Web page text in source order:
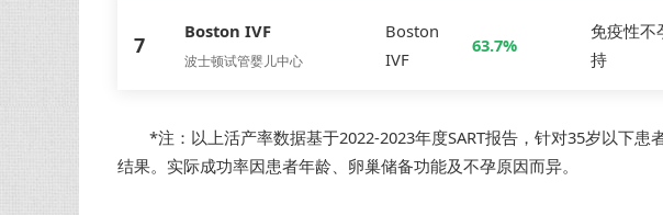
7
Boston IVF
波士顿试管婴儿中心
Boston
IVF
63.7%
免疫性不
持
*注：以上活产率数据基于2022-2023年度SART报告，针对35岁以下
结果。实际成功率因患者年龄、卵巢储备功能及不孕原因而异。